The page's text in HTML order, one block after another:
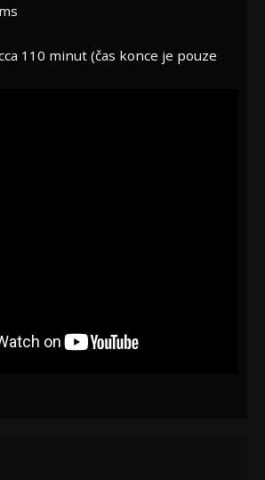
110 minut (čas konce je pouze